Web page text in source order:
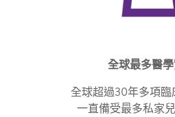
全球最多醫
全球超過30年多項臨
一直備受最多私家